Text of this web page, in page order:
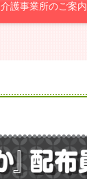
介護事業所のご案内